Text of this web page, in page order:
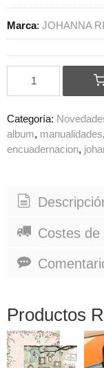
Marca: JOHANNA
Categoría:
album manualidades
encuadernacion
Costes
Productos